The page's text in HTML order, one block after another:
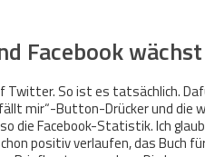
Facebook wächst
Twitter. So ist es tatsächlich.
mir“-Button-Drücker und die
die Facebook-Statistik. Ich
positiv verlaufen, das Buch